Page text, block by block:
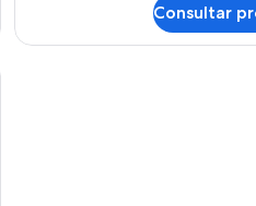
Consultar
un portátil, cortinas opacas